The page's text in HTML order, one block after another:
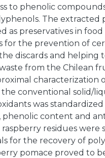
to phenolic
The extracted
as preservatives in food
for the prevention of
discards and helping
from the Chilean
characterization
conventional solid/
was
phenolic content and
residues were
for the recovery of
pomace proved to